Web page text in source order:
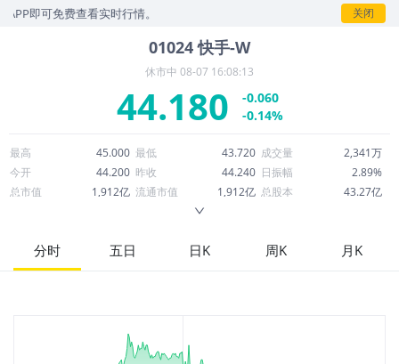
免费查看实时行情。 关闭
01024 快手-W
休市中 08-07 16:08:13
44.180
-0.060
-0.14%
最高 45.000 最低 43.720 成交量
2,341万
今开
44.200 昨收 44.240 日振幅
2.89%
总市值
1,912亿 流通市值 1,912亿 总股本
43.27亿
52周最高
91.037 市盈率
8.98
股息
分时 五日 日K 周K 月K